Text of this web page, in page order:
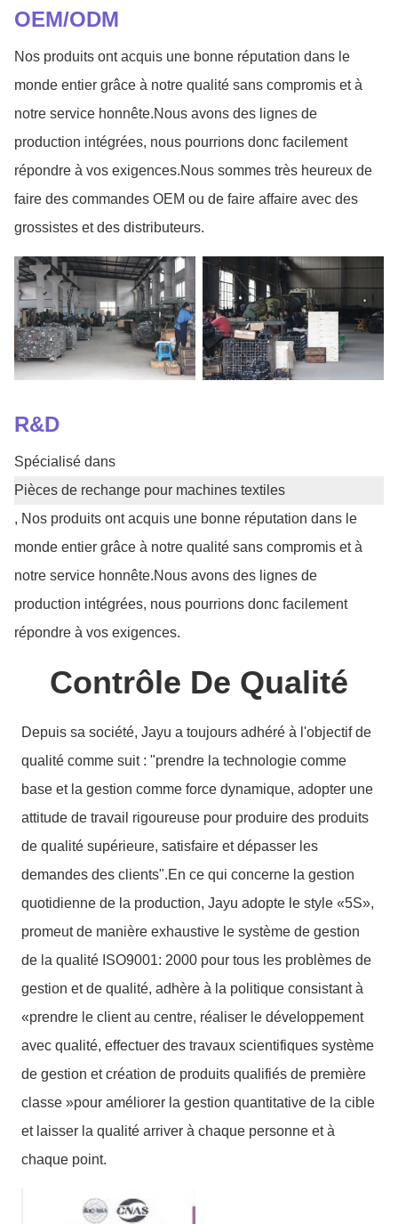
OEM/ODM
Nos produits ont acquis une bonne réputation dans le
monde entier grâce à notre qualité sans compromis et à
notre service honnête.Nous avons des lignes de
production intégrées, nous pourrions donc facilement
répondre à vos exigences.Nous sommes très heureux de
faire des commandes OEM ou de faire affaire avec des
grossistes et des distributeurs.
R&D
Spécialisé dans
Pièces de rechange pour machines textiles
, Nos produits ont acquis une bonne réputation dans le
monde entier grâce à notre qualité sans compromis et à
notre service honnête.Nous avons des lignes de
production intégrées, nous pourrions donc facilement
répondre à vos exigences.
Contrôle De Qualité
Depuis sa société, Jayu a toujours adhéré à l'objectif de
qualité comme suit : "prendre la technologie comme
base et la gestion comme force dynamique, adopter une
attitude de travail rigoureuse pour produire des produits
de qualité supérieure, satisfaire et dépasser les
demandes des clients".En ce qui concerne la gestion
quotidienne de la production, Jayu adopte le style «5S»,
promeut de manière exhaustive le système de gestion
de la qualité ISO9001: 2000 pour tous les problèmes de
gestion et de qualité, adhère à la politique consistant à
«prendre le client au centre, réaliser le développement
avec qualité, effectuer des travaux scientifiques système
de gestion et création de produits qualifiés de première
classe »pour améliorer la gestion quantitative de la cible
et laisser la qualité arriver à chaque personne et à
chaque point.